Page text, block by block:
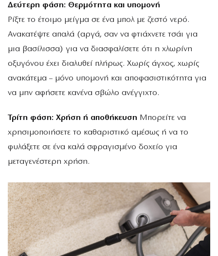
Δεύτερη φάση: Θερμότητα και υπομονή
Ρίξτε το έτοιμο μείγμα σε ένα μπολ με ζεστό νερό.
Ανακατέψτε απαλά (αργά, σαν να φτιάχνετε τσάι για
μια βασίλισσα) για να διασφαλίσετε ότι η χλωρίνη
οξυγόνου έχει διαλυθεί πλήρως. Χωρίς άγχος, χωρίς
ανακάτεμα – μόνο υπομονή και αποφασιστικότητα για
να μην αφήσετε κανένα σβώλο ανέγγιχτο.
Τρίτη φάση: Χρήση ή αποθήκευση Μπορείτε να
χρησιμοποιήσετε το καθαριστικό αμέσως ή να το
φυλάξετε σε ένα καλά σφραγισμένο δοχείο για
μεταγενέστερη χρήση.